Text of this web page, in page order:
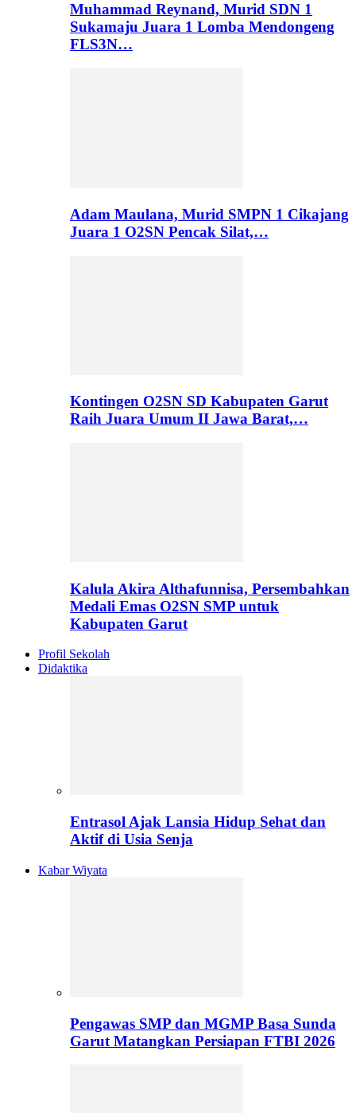
Muhammad Reynand, Murid SDN 1
Sukamaju Juara 1 Lomba Mendongeng
FLS3N…
Adam Maulana, Murid SMPN 1 Cikajang
Juara 1 O2SN Pencak Silat,…
Kontingen O2SN SD Kabupaten Garut
Raih Juara Umum II Jawa Barat,…
Kalula Akira Althafunnisa, Persembahkan
Medali Emas O2SN SMP untuk
Kabupaten Garut
Profil Sekolah
Didaktika
Entrasol Ajak Lansia Hidup Sehat dan
Aktif di Usia Senja
Kabar Wiyata
Pengawas SMP dan MGMP Basa Sunda
Garut Matangkan Persiapan FTBI 2026